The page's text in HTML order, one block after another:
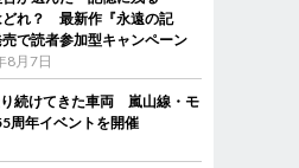
どれ？ 最新作『永遠の記
で読者参加型キャンペーン
8月7日
続けてきた車両 嵐山線・モ
周年イベントを開催